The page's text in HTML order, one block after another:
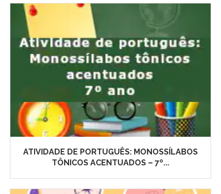
ATIVIDADE DE PORTUGUÊS: MONOSSÍLABOS
TÔNICOS ACENTUADOS – 7º...